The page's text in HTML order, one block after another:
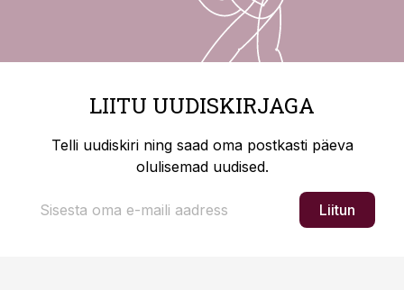
LIITU UUDISKIRJAGA
Telli uudiskiri ning saad oma postkasti päeva
olulisemad uudised.
Liitun